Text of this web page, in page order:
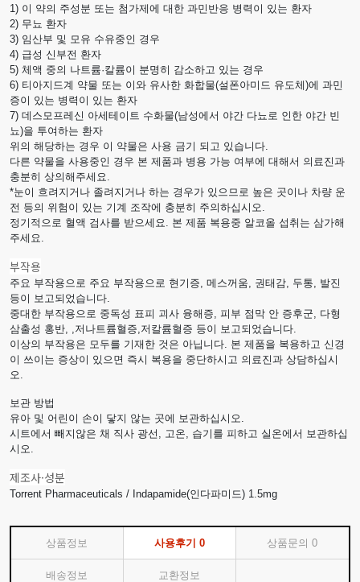
1) 이 약의 주성분 또는 첨가제에 대한 과민반응 병력이 있는 환자
2) 무뇨 환자
3) 임산부 및 모유 수유중인 경우
4) 급성 신부전 환자
5) 체액 중의 나트륨·칼륨이 분명히 감소하고 있는 경우
6) 티아지드계 약물 또는 이와 유사한 화합물(설폰아미드 유도체)에 과민
증이 있는 병력이 있는 환자
7) 데스모프레신 아세테이트 수화물(남성에서 야간 다뇨로 인한 야간 빈
뇨)을 투여하는 환자
위의 해당하는 경우 이 약물은 사용 금기 되고 있습니다.
다른 약물을 사용중인 경우 본 제품과 병용 가능 여부에 대해서 의료진과
충분히 상의해주세요.
*눈이 흐려지거나 졸려지거나 하는 경우가 있으므로 높은 곳이나 차량 운
전 등의 위험이 있는 기계 조작에 충분히 주의하십시오.
정기적으로 혈액 검사를 받으세요. 본 제품 복용중 알코올 섭취는 삼가해
주세요.
부작용
주요 부작용으로 주요 부작용으로 현기증, 메스꺼움, 권태감, 두통, 발진
등이 보고되었습니다.
중대한 부작용으로 중독성 표피 괴사 융해증, 피부 점막 안 증후군, 다형
삼출성 홍반, ,저나트륨혈증,저칼륨혈증 등이 보고되었습니다.
이상의 부작용은 모두를 기재한 것은 아닙니다. 본 제품을 복용하고 신경
이 쓰이는 증상이 있으면 즉시 복용을 중단하시고 의료진과 상담하십시
오.
보관 방법
유아 및 어린이 손이 닿지 않는 곳에 보관하십시오.
시트에서 빼지않은 채 직사 광선, 고온, 습기를 피하고 실온에서 보관하십
시오.
제조사·성분
Torrent Pharmaceuticals / Indapamide(인다파미드) 1.5mg
상품정보 사용후기 0 상품문의0
배송정보 교환정보